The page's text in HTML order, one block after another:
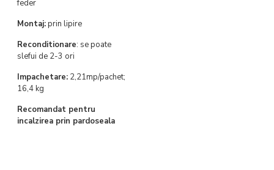
feder
Montaj:prin lipire
Reconditionare: se poate
slefui de 2-3 ori
Impachetare: 2,21mp/pachet;
16,4 kg
Recomandat pentru
incalzirea prin pardoseala